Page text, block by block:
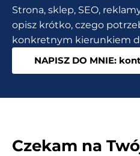
agencję?
Strona, sklep, SEO,
opisz krótko, czego
konkretnym kierunkiem
NAPISZ DO MNIE:
Czekam na